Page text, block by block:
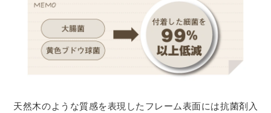
天然木のような質感を表現したフレーム表面には抗菌剤入